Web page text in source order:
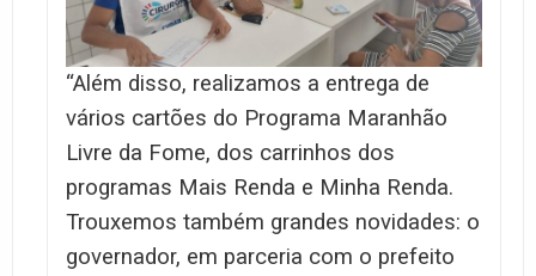
“Além disso, realizamos a entrega de
vários cartões do Programa Maranhão
Livre da Fome, dos carrinhos dos
programas Mais Renda e Minha Renda.
Trouxemos também grandes novidades: o
governador, em parceria com o prefeito